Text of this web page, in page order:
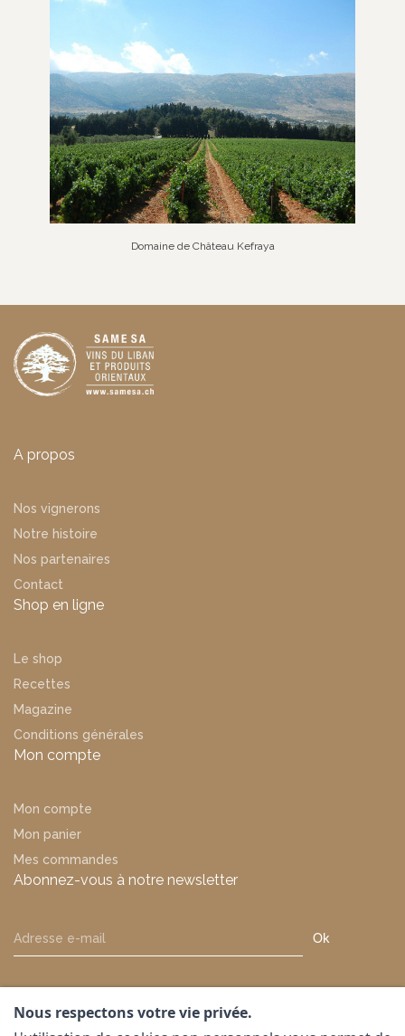
Domaine de Château Kefraya
Nous respectons votre vie privée.
A propos
Nos vignerons
Notre histoire
Nos partenaires
Contact
Shop en ligne
Le shop
Recettes
Magazine
Conditions générales
Mon compte
Mon compte
Mon panier
Mes commandes
Abonnez-vous à notre newsletter
Ok